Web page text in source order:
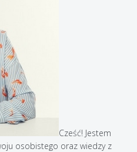
Cześć! Jestem
osobistego oraz wiedzy z